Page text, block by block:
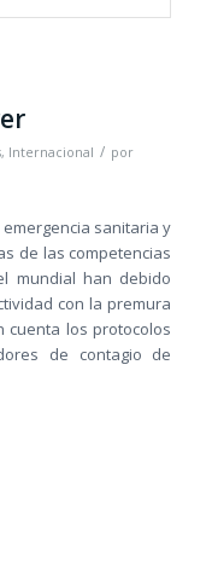
, Internacional / por
sanitaria y
de las competencias
mundial han debido
con la premura
cuenta los protocolos
de contagio de